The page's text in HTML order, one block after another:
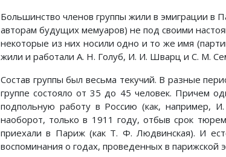
Большинство членов группы жили в эмиграции в
авторам будущих мемуаров) не под своими
некоторые из них носили одно и то же имя
жили и работали А. Н. Голуб, И. И. Шварц и С. М.
Состав группы был весьма текучий. В разные
группе состояло от 35 до 45 человек.
подпольную работу в Россию (как, например,
наоборот, только в 1911 году, отбыв срок
приехали в Париж (как Т. Ф. Людвинская). И
воспоминания о годах, проведенных в парижской